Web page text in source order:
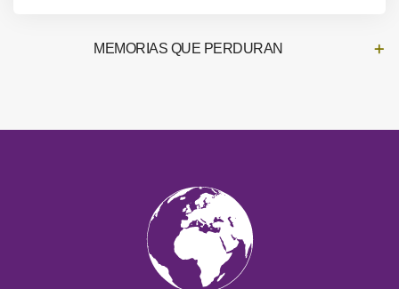
MEMORIAS QUE PERDURAN